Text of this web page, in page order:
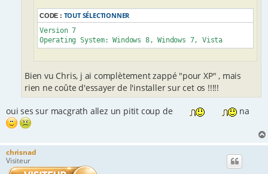
CODE : TOUT SÉLECTIONNER
Version 7
Operating System: Windows 8, Windows 7, Vista
Bien vu Chris, j ai complètement zappé "pour XP" , mais
rien ne coûte d'essayer de l'installer sur cet os !!!!!
oui ses sur macgrath allez un pitit coup de na
chrisnad
Visiteur